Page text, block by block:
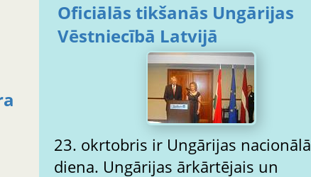
Oficiālās tikšanās Ungārijas
Vēstniecībā Latvijā
23. okrtobris ir Ungārijas nacionālā
diena. Ungārijas ārkārtējais un